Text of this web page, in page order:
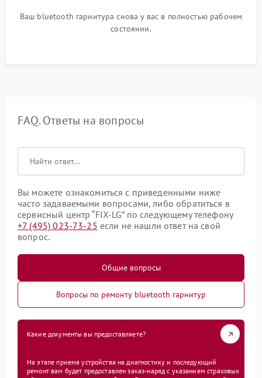
Ваш bluetooth гарнитура снова у вас в полностью рабочем
состоянии.
FAQ. Ответы на вопросы
Вы можете ознакомиться с приведенными ниже
часто задаваемыми вопросами, либо обратиться в
сервисный центр “FIX-LG” по следующему телефону
+7 (495) 023-73-25 если не нашли ответ на свой
вопрос.
Общие вопросы
Вопросы по ремонту bluetooth гарнитур
Какие документы вы предоставляете?
На этапе приема устройства на диагностику и последующий
ремонт вам будет предоставлен заказ-наряд с указанием страховых